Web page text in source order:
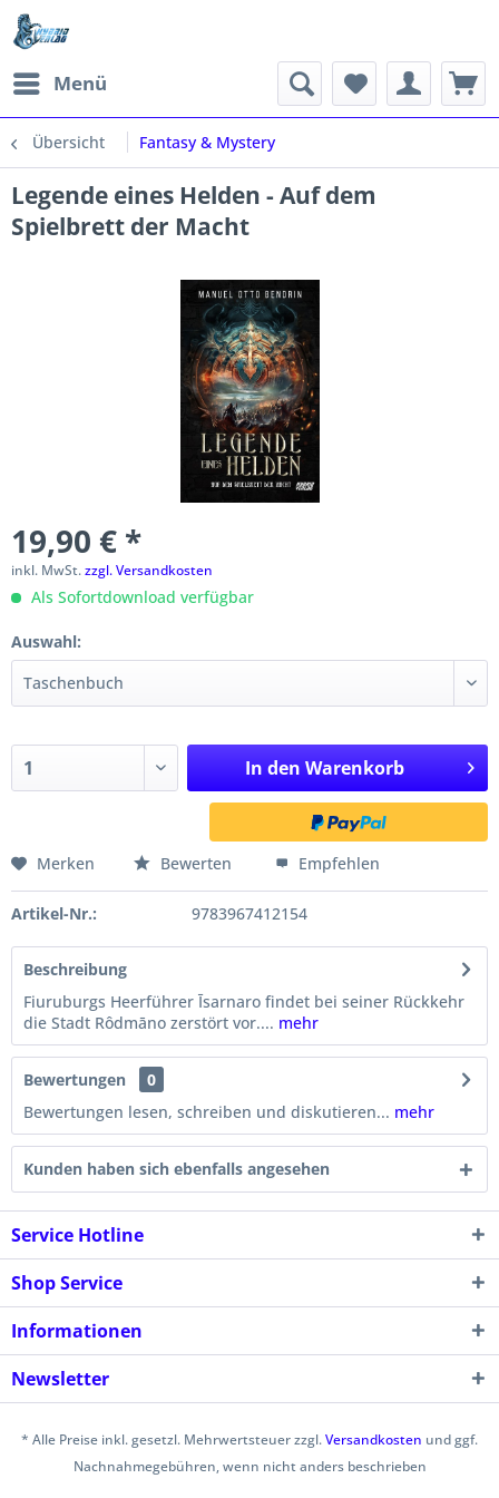
Menü
Übersicht Fantasy & Mystery
Legende eines Helden - Auf dem
Spielbrett der Macht
19,90 € *
inkl. MwSt.zzgl. Versandkosten
Als Sofortdownload verfügbar
Auswahl:
In den Warenkorb
Merken Bewerten Empfehlen
Artikel-Nr.: 9783967412154
Beschreibung
Fiuruburgs Heerführer Īsarnaro findet bei seiner Rückkehr
die Stadt Rôdmāno zerstört vor.... mehr
Bewertungen
0
Bewertungen lesen, schreiben und diskutieren... mehr
Kunden haben sich ebenfalls angesehen
Service Hotline
Shop Service
Informationen
Newsletter
* Alle Preise inkl. gesetzl. Mehrwertsteuer zzgl.Versandkosten und ggf.
Nachnahmegebühren, wenn nicht anders beschrieben